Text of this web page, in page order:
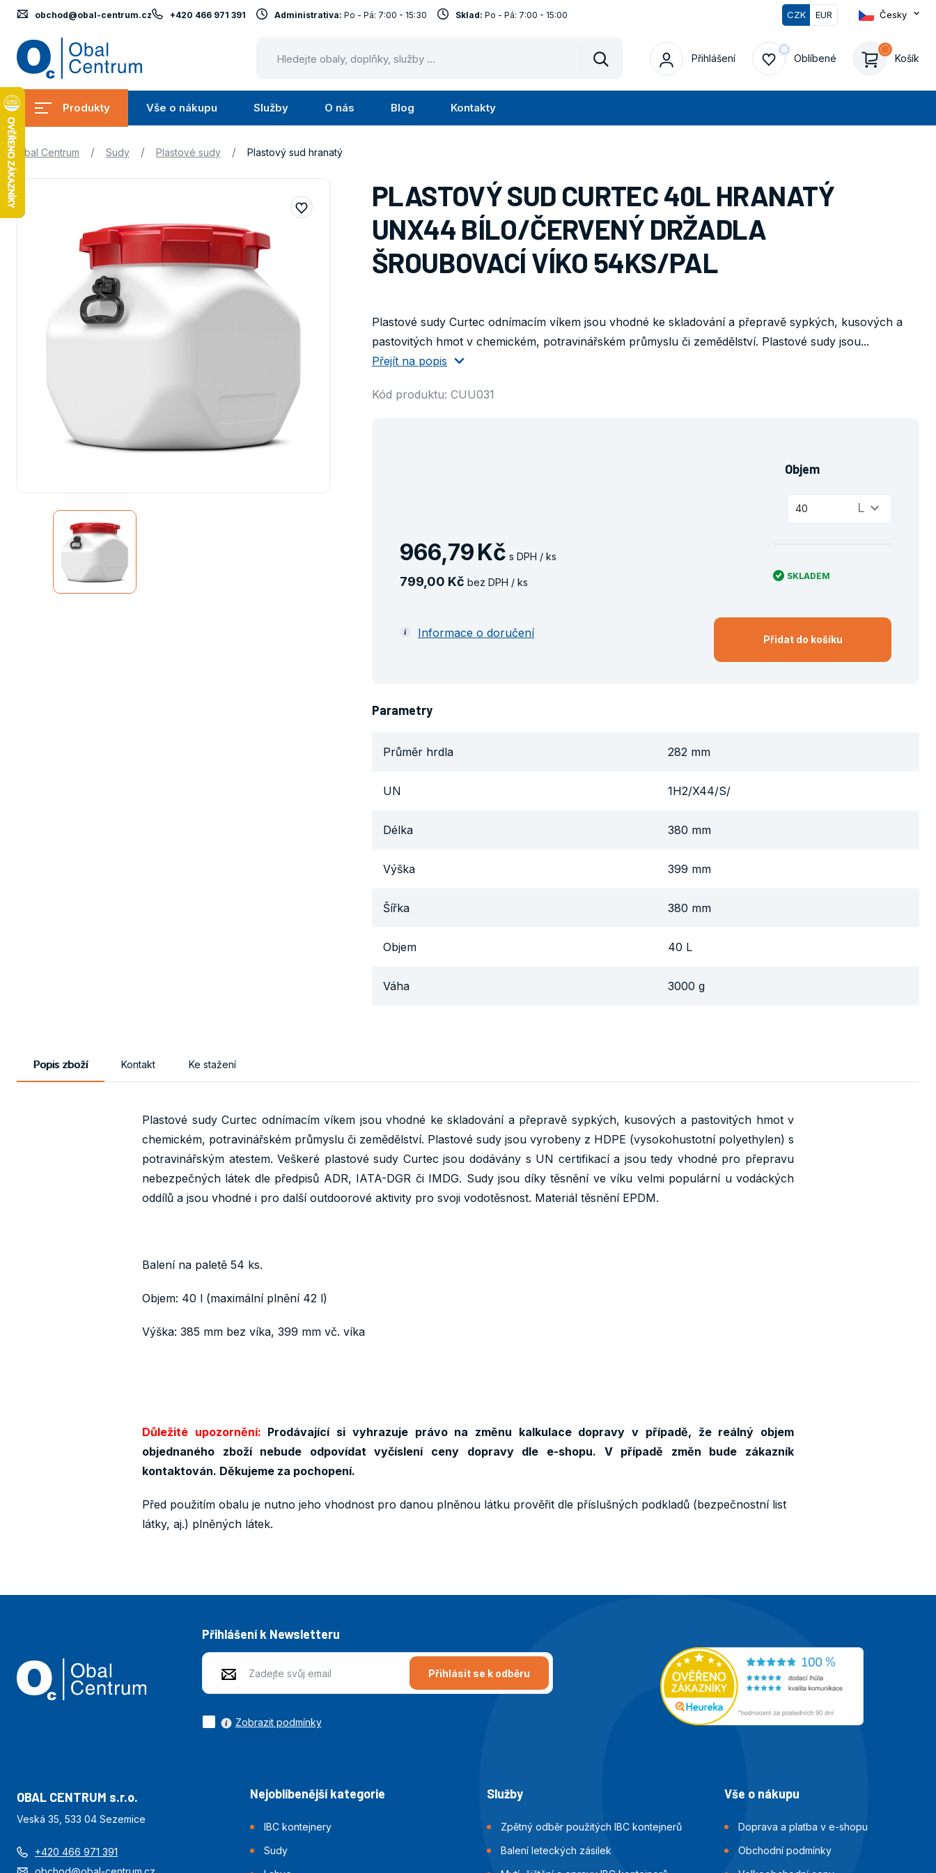
CZK EUR Česky
Vyhledat
Přihlášení Oblíbené Košík
0
Produkty
Submenu
Produkty
Vše o nákupu
Submenu
Vše
Služby
Submenu
Služby
O nás
Submenu
Blog Kontakty
obchod@obal-centrum.cz +420 466 971 391 Administrativa: Po - Pá: 7:00 - 15:30 Sklad: Po - Pá: 7:00 - 15:00
Obal Centrum / Sudy / Plastové sudy / Plastový sud hranatý
PLASTOVÝ SUD CURTEC 40L HRANATÝ
UNX44 BÍLO/ČERVENÝ DRŽADLA
ŠROUBOVACÍ VÍKO 54KS/PAL
Plastové sudy Curtec odnímacím víkem jsou vhodné ke skladování a přepravě sypkých, kusových a
pastovitých hmot v chemickém, potravinářském průmyslu či zemědělství. Plastové sudy jsou...
Přejít na popis
Kód produktu: CUU031
Objem
40 L keyboard_arrow_down
966,79Kč s DPH / ks
799 00 Kč bez DPH / ks SKLADEM
Informace o doručení Přidat do košíku
Parametry
Průměr hrdla 282 mm
UN 1H2/X44/S/
Délka 380 mm
Výška 399 mm
Šířka 380 mm
Objem 40 L
Váha 3000 g
Popis zboží Kontakt Ke stažení
Plastové sudy Curtec odnímacím víkem jsou vhodné ke skladování a přepravě sypkých, kusových a pastovitých hmot v
chemickém, potravinářském průmyslu či zemědělství. Plastové sudy jsou vyrobeny z HDPE (vysokohustotní polyethylen) s
potravinářským atestem. Veškeré plastové sudy Curtec jsou dodávány s UN certifikací a jsou tedy vhodné pro přepravu
nebezpečných látek dle předpisů ADR, IATA-DGR či IMDG. Sudy jsou díky těsnění ve víku velmi populární u vodáckých
oddílů a jsou vhodné i pro další outdoorové aktivity pro svoji vodotěsnost. Materiál těsnění EPDM.
Balení na paletě 54 ks.
Objem: 40 l (maximální plnění 42 l)
Výška: 385 mm bez víka, 399 mm vč. víka
Důležité upozornění: Prodávající si vyhrazuje právo na změnu kalkulace dopravy v případě, že reálný objem
objednaného zboží nebude odpovídat vyčíslení ceny dopravy dle e-shopu. V případě změn bude zákazník
kontaktován. Děkujeme za pochopení.
Před použitím obalu je nutno jeho vhodnost pro danou plněnou látku prověřit dle příslušných podkladů (bezpečnostní list
látky, aj.) plněných látek.
Přihlášení k Newsletteru
Přihlásit se k odběru
Zobrazit podmínky
OBAL CENTRUM s.r.o.
Veská 35, 533 04 Sezemice
+420 466 971 391
Nejoblíbenější kategorie
IBC kontejnery
Sudy
Služby
Zpětný odběr použitých IBC kontejnerů
Balení leteckých zásilek
Vše o nákupu
Doprava a platba v e-shopu
Obchodní podmínky